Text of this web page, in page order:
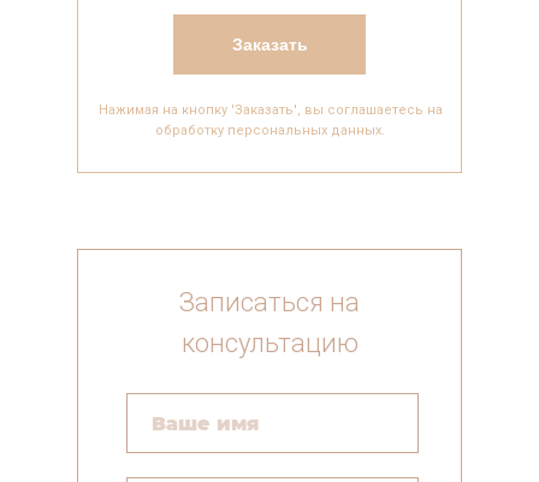
Заказать
Нажимая на кнопку 'Заказать', вы соглашаетесь на
обработку персональных данных.
Записаться на
консультацию